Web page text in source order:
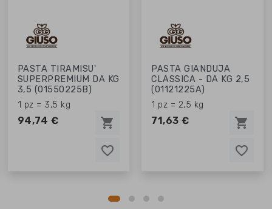
favorite_border
favorite_border
favorite_border
PASTA TIRAMISU'
SUPERPREMIUM DA KG
3,5 (01550225B)
1 pz = 3,5 kg
94,74 € shopping_cart
favorite_border
favorite_border
favorite_border
PASTA GIANDUJA
CLASSICA - DA KG 2,5
(01121225A)
1 pz = 2,5 kg
71,63 € shopping_cart